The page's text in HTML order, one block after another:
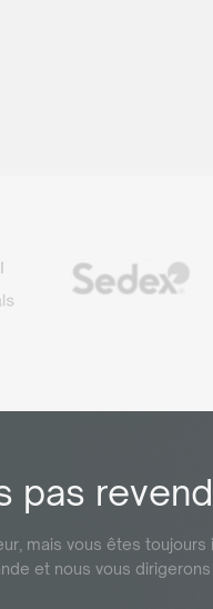
pas
mais vous êtes
et nous vous